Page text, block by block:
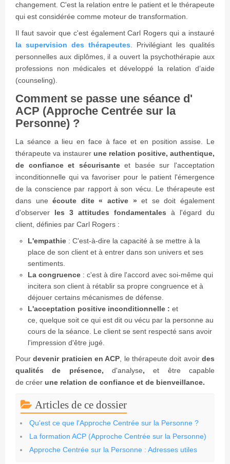
changement. C'est la relation entre le patient et le thérapeute
qui est considérée comme moteur de transformation.
Il faut savoir que c'est également Carl Rogers qui a instauré
la supervision des thérapeutes . Privilégiant les qualités
personnelles aux diplômes, il a ouvert la psychothérapie aux
professions non médicales et développé la relation d’aide
(counseling).
Comment se passe une séance d'
ACP (Approche Centrée sur la
Personne) ?
La séance a lieu en face à face et en position assise. Le
thérapeute va instaurer une relation positive, authentique,
de confiance et sécurisanteet basée sur l'acceptation
inconditionnelle qui va favoriser pour le patient l'émergence
de la conscience par rapport à son vécu. Le thérapeute est
dans uneécoute dite « active »et se doit également
d'observer les 3 attitudes fondamentales à l'égard du
client, définies par Carl Rogers :
L'empathie : C'est-à-dire la capacité à se mettre à la
place de son client et à entrer dans son univers et ses
sentiments.
La congruence : c'est à dire l'accord avec soi-même qui
incitera son client à rétablir sa propre congruence et à
déjouer certains mécanismes de défense.
L'acceptation positive inconditionnelle : et
ce, quelque soit ce qui est dit ou vécu par la personne au
cours de la séance. Le client se sent respecté sans avoir
l'impression d'être jugé.
Pourdevenir praticien en ACP , le thérapeute doit avoirdes
qualités de présence, d'analyse,et être capable
de créer une relation de confiance et de bienveillance.
Articles de ce dossier
Qu'est ce que l'Approche Centrée sur la Personne ?
La formation ACP (Approche Centrée sur la Personne)
Approche Centrée sur la Personne : Adresses utiles